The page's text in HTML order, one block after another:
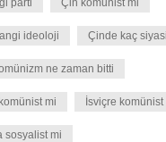
parti Çin komunist mi
ideoloji Çinde kaç
ne zaman bitti
mi İsviçre komünist
sosyalist mi